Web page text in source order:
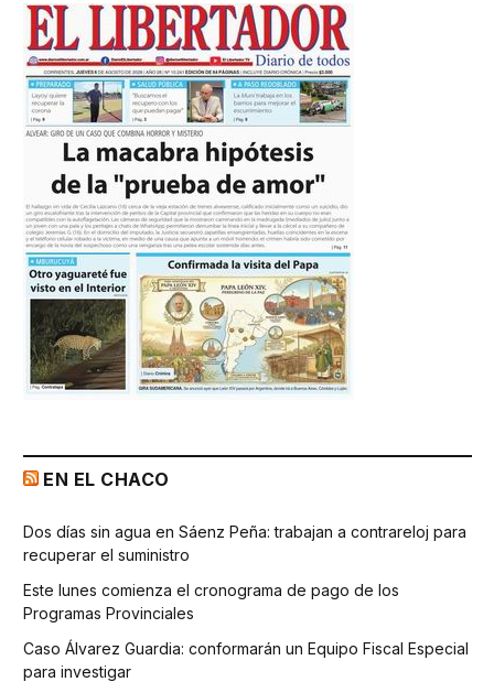
EN EL CHACO
Dos días sin agua en Sáenz Peña: trabajan a contrareloj para
recuperar el suministro
Este lunes comienza el cronograma de pago de los
Programas Provinciales
Caso Álvarez Guardia: conformarán un Equipo Fiscal Especial
para investigar